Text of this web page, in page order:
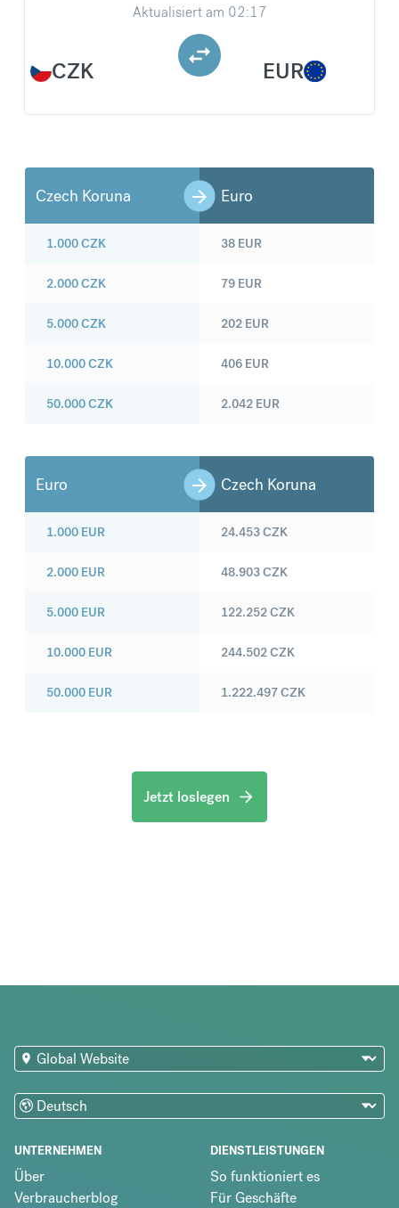
CZK
Aktualisiert am 02:17
EUR
Czech Koruna Euro
1.000CZK
2.000CZK
5.000CZK
10.000CZK
50.000CZK
38 EUR
79 EUR
202 EUR
406 EUR
2.042 EUR
Euro Czech Koruna
1.000 EUR
2.000 EUR
5.000 EUR
10.000 EUR
50.000 EUR
24.453CZK
48.903CZK
122.252CZK
244.502CZK
1.222.497CZK
Jetzt loslegen
UNTERNEHMEN
Über
Verbraucherblog
DIENSTLEISTUNGEN
So funktioniert es
Für Geschäfte